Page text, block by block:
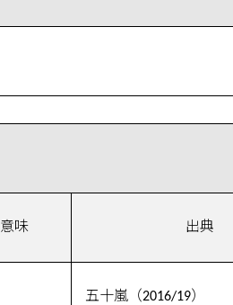
意味 出典
五十嵐（2016/19）